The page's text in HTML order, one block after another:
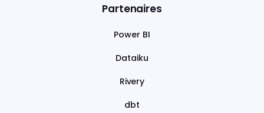
Partenaires
Power BI
Dataiku
Rivery
dbt